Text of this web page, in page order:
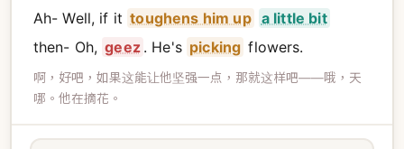
Ah- Well, if it toughens him up a little bit
then- Oh, geez . He's picking flowers.
啊，好吧，如果这能让他坚强一点，那就这样吧——哦，天
哪。他在摘花。